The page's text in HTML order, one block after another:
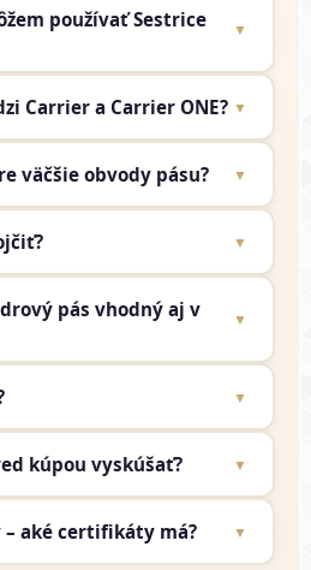
používať Sestrice
▼
Carrier a Carrier ONE? ▼
väčšie obvody pásu? ▼
▼
pás vhodný aj v
▼
▼
kúpou vyskúšať? ▼
– aké certifikáty má? ▼